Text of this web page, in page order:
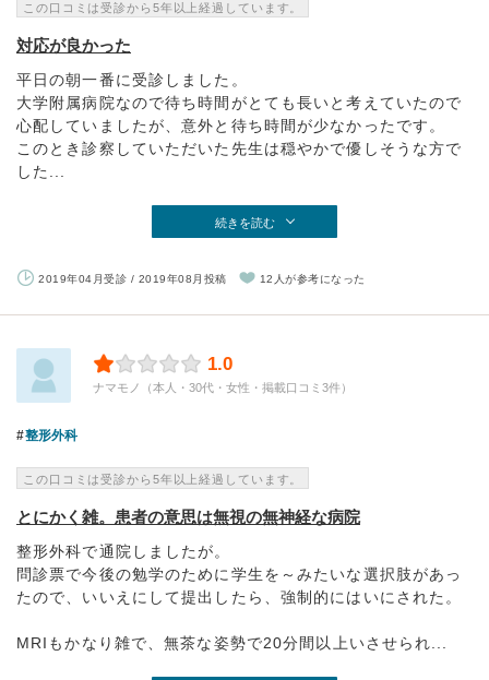
この口コミは受診から5年以上経過しています。
対応が良かった
平日の朝一番に受診しました。
大学附属病院なので待ち時間がとても長いと考えていたので
心配していましたが、意外と待ち時間が少なかったです。
このとき診察していただいた先生は穏やかで優しそうな方で
した...
続きを読む
2019年04月受診 / 2019年08月投稿 12人が参考になった
1.0
ナマモノ（本人・30代・女性・掲載口コミ3件）
整形外科
この口コミは受診から5年以上経過しています。
とにかく雑。患者の意思は無視の無神経な病院
整形外科で通院しましたが。
問診票で今後の勉学のために学生を～みたいな選択肢があっ
たので、いいえにして提出したら、強制的にはいにされた。
MRIもかなり雑で、無茶な姿勢で20分間以上いさせられ...